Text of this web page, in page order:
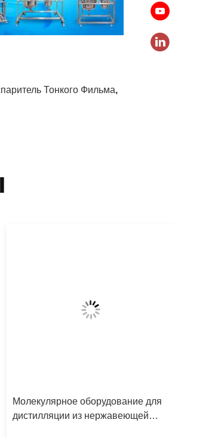
Тонкого Фильма,
Молекулярное оборудование для
дистилляции из нержавеющей